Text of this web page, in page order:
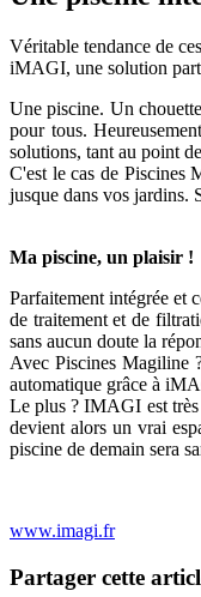
Véritable tendance de
iMAGI, une solution
Une piscine. Un
pour tous.
solutions, tant au point
C'est le cas de Piscines
jusque dans vos jardins.
Ma piscine, un plaisir !
Parfaitement intégrée et
de traitement et de
sans aucun doute la
Avec Piscines Magiline
automatique grâce à
Le plus ? IMAGI est très
devient alors un vrai
piscine de demain sera
www.imagi.fr
Partager cette